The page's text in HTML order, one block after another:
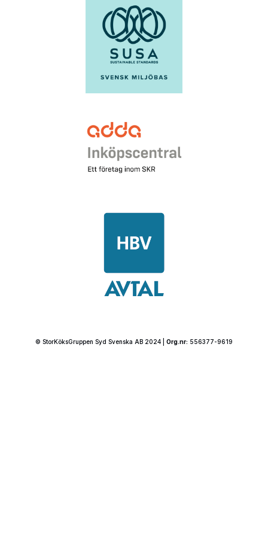
© StorKöksGruppen Syd Svenska AB 2024 | Org.nr: 556377-9619